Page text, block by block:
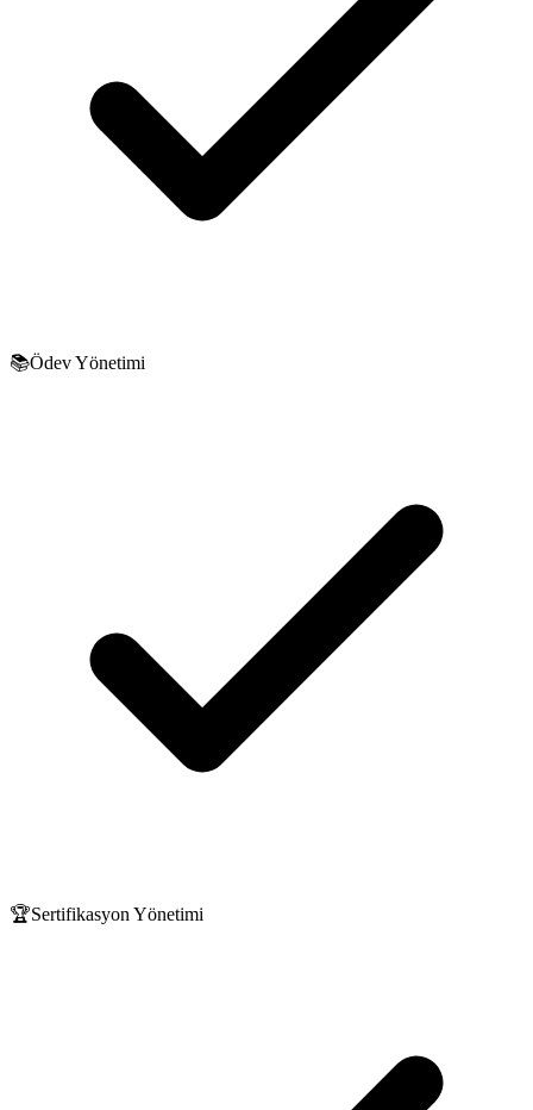
📚Ödev Yönetimi
🏆Sertifikasyon Yönetimi